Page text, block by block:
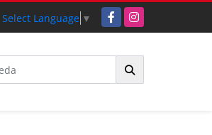
Select Language ▼ FacebookInstagram